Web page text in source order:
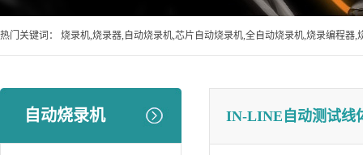
热门关键词： 烧录机,烧录器,自动烧录机,芯片自动烧录机,全自动烧录机,烧录编程器,
自动烧录机 IN-LINE自动测试线